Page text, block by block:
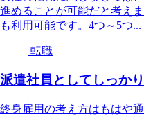
進めることが可能だと考え
も利用可能です。4つ～5つ...
転職
派遣社員としてしっか
終身雇用の考え方はもはや